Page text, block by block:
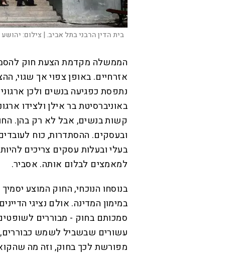
בית הדין הרבני בתל אביב. | צילום:יהושע
הממשלה מקדמת הצעת חוק
אזרחיים. באופן צפוי אך שגוי,
נתפסת כפגיעה בנשים ולכן
באוניברסיטת בר אילן ולצידו
קשות בנשים, אבל לא רק בהן.
ובעסקים. ההסתדרות, כוח
בעלי ובעלות עסקים צריכים
למאמצים לבלום אותה. אסביר.
בנוסחו הנוכחי, החוק המוצע
במימון המדינה. אולם נציגי
סמכותם בחוק - מבוררים
עשורים שבשביל לשמש כבוררים,
מפורשת לכך בחוק, וזה מה